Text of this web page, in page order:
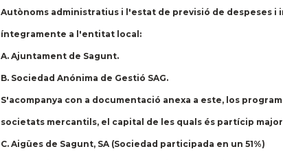
Autònoms administratius i l'estat de previsió de despeses i
íntegramente a l'entitat local:
A. Ajuntament de Sagunt.
B. Sociedad Anónima de Gestió SAG.
S'acompanya con a documentació anexa a este, los
societats mercantils, el capital de les quals és partícip
C. Aigües de Sagunt, SA (Sociedad participada en un 51%)